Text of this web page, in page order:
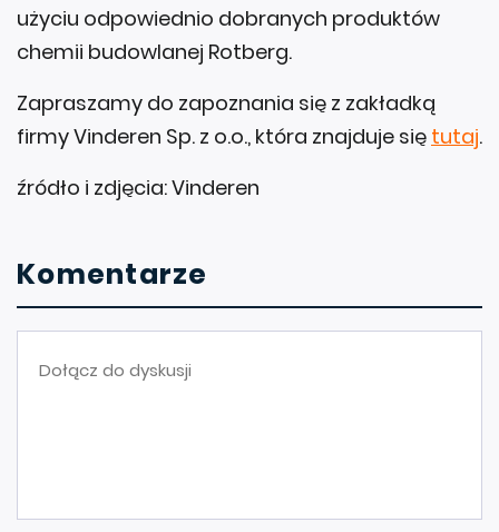
użyciu odpowiednio dobranych produktów
chemii budowlanej Rotberg.
Zapraszamy do zapoznania się z zakładką
firmy Vinderen Sp. z o.o., która znajduje się tutaj.
źródło i zdjęcia: Vinderen
Komentarze